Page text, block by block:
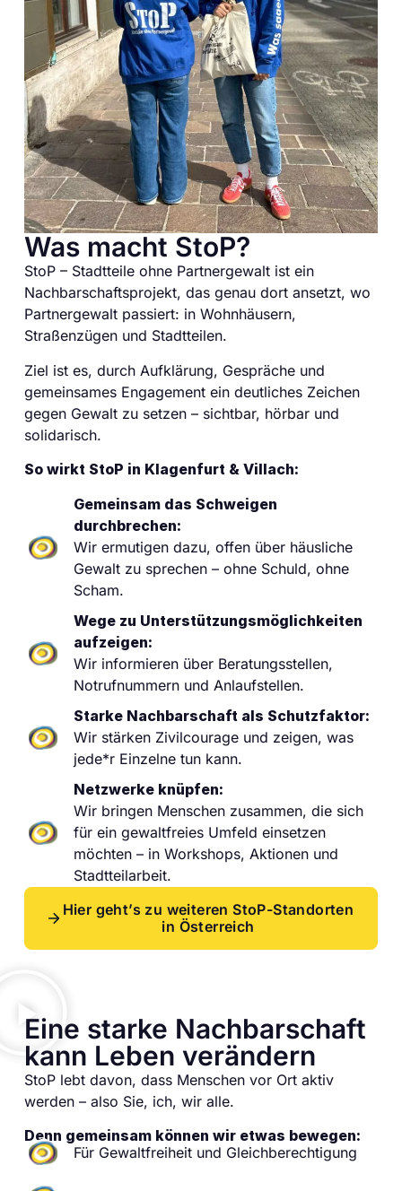
Was macht StoP?
StoP – Stadtteile ohne Partnergewalt ist ein
Nachbarschaftsprojekt, das genau dort ansetzt, wo
Partnergewalt passiert: in Wohnhäusern,
Straßenzügen und Stadtteilen.
Ziel ist es, durch Aufklärung, Gespräche und
gemeinsames Engagement ein deutliches Zeichen
gegen Gewalt zu setzen – sichtbar, hörbar und
solidarisch.
So wirkt StoP in Klagenfurt & Villach:
Gemeinsam das Schweigen
durchbrechen:
Wir ermutigen dazu, offen über häusliche
Gewalt zu sprechen – ohne Schuld, ohne
Scham.
Wege zu Unterstützungsmöglichkeiten
aufzeigen:
Wir informieren über Beratungsstellen,
Notrufnummern und Anlaufstellen.
Starke Nachbarschaft als Schutzfaktor:
Wir stärken Zivilcourage und zeigen, was
jede*r Einzelne tun kann.
Netzwerke knüpfen:
Wir bringen Menschen zusammen, die sich
für ein gewaltfreies Umfeld einsetzen
möchten – in Workshops, Aktionen und
Stadtteilarbeit.
Hier geht’s zu weiteren StoP-Standorten
in Österreich
Eine starke Nachbarschaft
kann Leben verändern
StoP lebt davon, dass Menschen vor Ort aktiv
werden – also Sie, ich, wir alle.
Denn gemeinsam können wir etwas bewegen:
Für Gewaltfreiheit und Gleichberechtigung